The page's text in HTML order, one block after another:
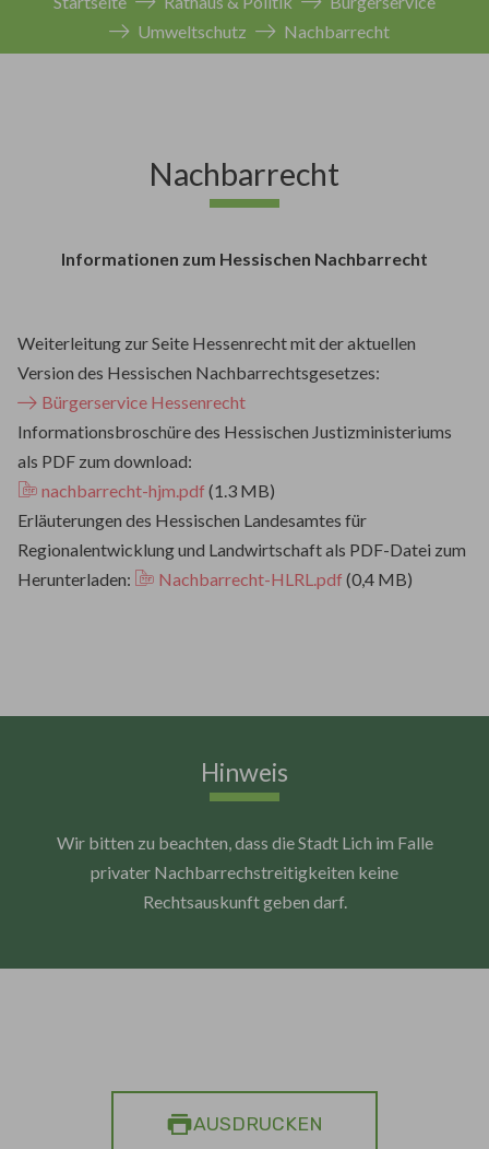
Umweltschutz
Nachbarrecht
Nachbarrecht
Informationen zum Hessischen Nachbarrecht
Weiterleitung zur Seite Hessenrecht mit der aktuellen
Version des Hessischen Nachbarrechtsgesetzes:
Bürgerservice Hessenrecht
Informationsbroschüre des Hessischen Justizministeriums
als PDF zum download:
nachbarrecht-hjm.pdf (1.3 MB)
Erläuterungen des Hessischen Landesamtes für
Regionalentwicklung und Landwirtschaft als PDF-Datei zum
Herunterladen:
Nachbarrecht-HLRL.pdf (0,4 MB)
Hinweis
Wir bitten zu beachten, dass die Stadt Lich im Falle
privater Nachbarrechstreitigkeiten keine
Rechtsauskunft geben darf.
AUSDRUCKEN